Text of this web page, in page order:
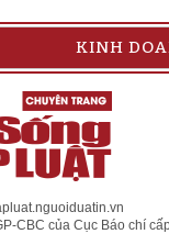
KINH
CBC của Cục Báo chí